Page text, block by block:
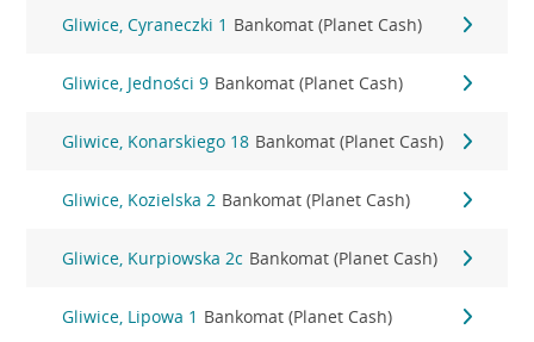
Gliwice, Cyraneczki 1 Bankomat (Planet Cash)
Gliwice, Jedności 9 Bankomat (Planet Cash)
Gliwice, Konarskiego 18 Bankomat (Planet Cash)
Gliwice, Kozielska 2 Bankomat (Planet Cash)
Gliwice, Kurpiowska 2c Bankomat (Planet Cash)
Gliwice, Lipowa 1 Bankomat (Planet Cash)